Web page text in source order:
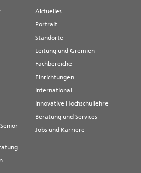
Aktuelles
Portrait
Standorte
Leitung und Gremien
Fachbereiche
Einrichtungen
International
Innovative Hochschullehre
Beratung und Services
Jobs und Karriere